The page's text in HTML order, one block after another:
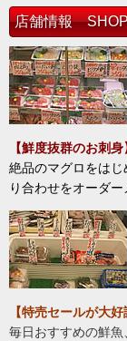
店舗情報
【鮮度抜群のお刺身
絶品のマグロをは
り合わせをオーダー
【特売セールが大好
毎日おすすめの鮮